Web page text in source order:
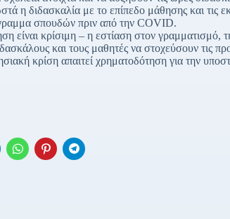
η διδασκαλία με το επίπεδο μάθησης και τις
σπουδών πριν από την COVID.
είναι κρίσιμη – η εστίαση στον γραμματισμό,
και τους μαθητές να στοχεύσουν τις
κρίση απαιτεί χρηματοδότηση για την